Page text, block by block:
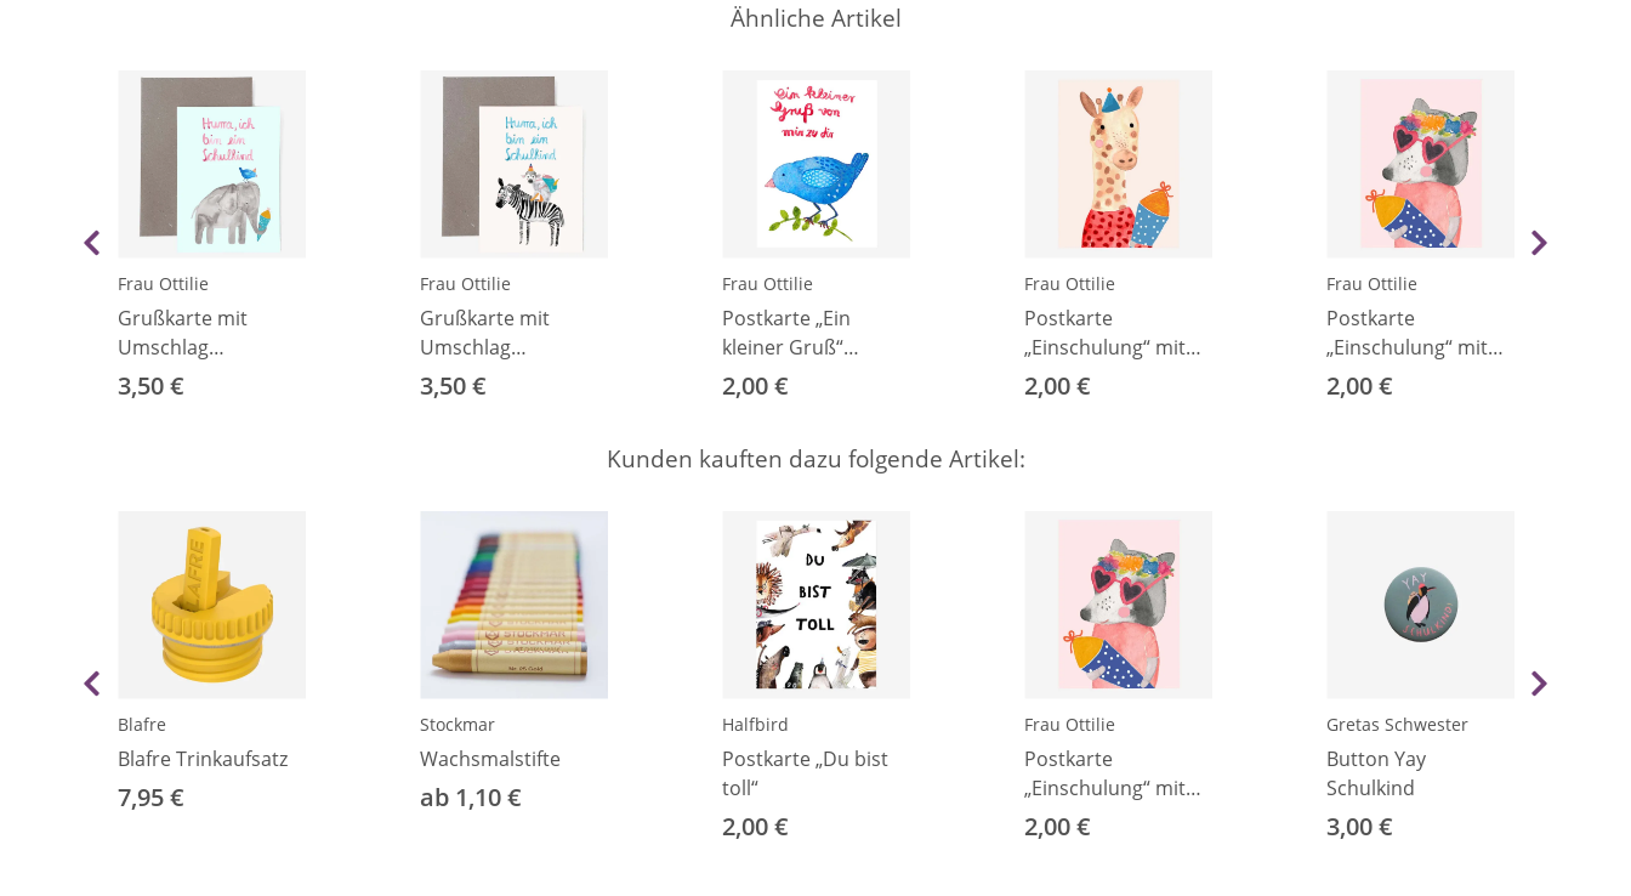
Ähnliche Artikel
Frau Ottilie
Grußkarte mit
Umschlag
„Schulkind“ Elefant
3,50 €
Frau Ottilie
Grußkarte mit
Umschlag
„Schulkind“ Zebra
3,50 €
Frau Ottilie
Postkarte „Ein
kleiner Gruß“
(Vogel)
2,00 €
Frau Ottilie
Postkarte
„Einschulung“ mit
Giraffe
2,00 €
Frau Ottilie
Postkarte
„Einschulung“ mit
Waschbär
2,00 €
Kunden kauften dazu folgende Artikel:
Blafre
Blafre Trinkaufsatz
7,95 €
Stockmar
Wachsmalstifte
ab 1,10 €
Halfbird
Postkarte „Du bist
toll“
2,00 €
Frau Ottilie
Postkarte
„Einschulung“ mit
Waschbär
2,00 €
Gretas Schwester
Button Yay
Schulkind
3,00 €